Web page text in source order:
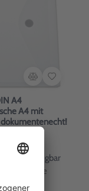
A4
A4 mit
verfügbar
2 Werktage